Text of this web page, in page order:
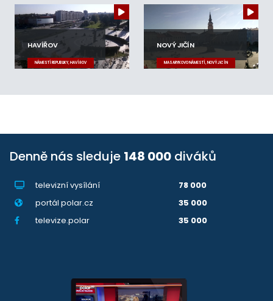
HAVÍŘOV
NÁMĚSTÍ REPUBLIKY, HAVÍŘOV
NOVÝ JIČÍN
MASARYKOVO NÁMĚSTÍ, NOVÝ JIČÍN
Denně nás sleduje 148 000 diváků
televizní vysílání
78 000
portál polar.cz
35 000
televize.polar
35 000